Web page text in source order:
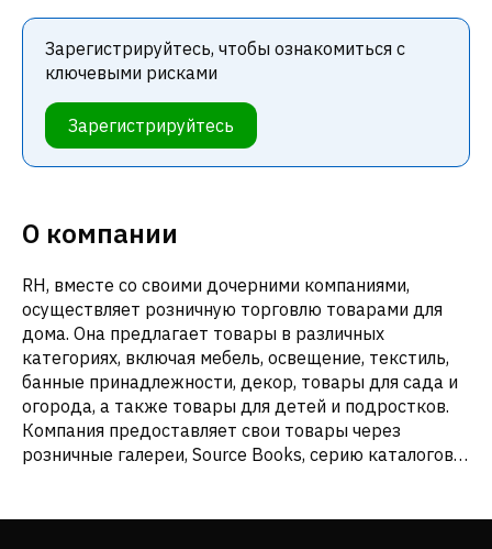
Зарегистрируйтесь, чтобы ознакомиться с
ключевыми рисками
Зарегистрируйтесь
О компании
RH, вместе со своими дочерними компаниями,
осуществляет розничную торговлю товарами для
дома. Она предлагает товары в различных
категориях, включая мебель, освещение, текстиль,
банные принадлежности, декор, товары для сада и
огорода, а также товары для детей и подростков.
Компания предоставляет свои товары через
розничные галереи, Source Books, серию каталогов,
По состоянию на 29 января 2022 года компания